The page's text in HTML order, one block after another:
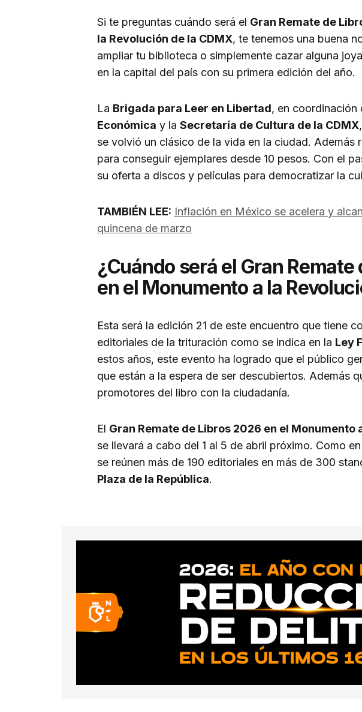
Si te preguntas cuándo será el Gran Remate de
la Revolución de la CDMX, te tenemos una buena
ampliar tu biblioteca o simplemente cazar alguna
en la capital del país con su primera edición del año.
La Brigada para Leer en Libertad, en coordinación
Económica y la Secretaría de Cultura de la CDMX
se volvió un clásico de la vida en la ciudad. Además
para conseguir ejemplares desde 10 pesos. Con el
su oferta a discos y películas para democratizar la
TAMBIÉN LEE: Inflación en México se acelera y
quincena de marzo
¿Cuándo será el Gran
en el Monumento a la
Esta será la edición 21 de este encuentro que tiene
editoriales de la trituración como se indica en la Ley
estos años, este evento ha logrado que el público
que están a la espera de ser descubiertos. Además
promotores del libro con la ciudadanía.
El Gran Remate de Libros 2026 en el Monumento
se llevará a cabo del 1 al 5 de abril próximo. Como
se reúnen más de 190 editoriales en más de 300
Plaza de la República.